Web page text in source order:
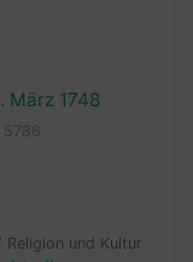
März 1748
Religion und Kultur